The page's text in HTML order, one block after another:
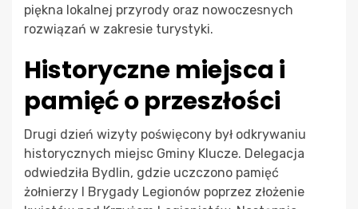
piękna lokalnej przyrody oraz nowoczesnych
rozwiązań w zakresie turystyki.
Historyczne miejsca i
pamięć o przeszłości
Drugi dzień wizyty poświęcony był odkrywaniu
historycznych miejsc Gminy Klucze. Delegacja
odwiedziła Bydlin, gdzie uczczono pamięć
żołnierzy I Brygady Legionów poprzez złożenie